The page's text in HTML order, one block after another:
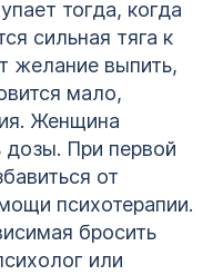
тогда, когда
сильная тяга к
желание выпить,
мало,
Женщина
дозы. При первой
от
психотерапии.
бросить
или